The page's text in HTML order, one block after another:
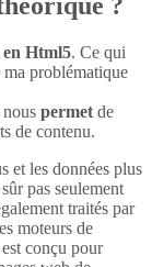
Html5. Ce qui
problématique
nous permet de
de contenu.
et les données plus
pas seulement
traités par
moteurs de
conçu pour